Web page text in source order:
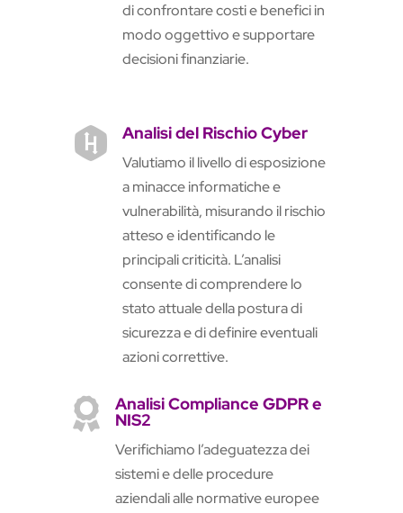
di confrontare costi e benefici in
modo oggettivo e supportare
decisioni finanziarie.
 Analisi del Rischio Cyber
Valutiamo il livello di esposizione
a minacce informatiche e
vulnerabilità, misurando il rischio
atteso e identificando le
principali criticità. L’analisi
consente di comprendere lo
stato attuale della postura di
sicurezza e di definire eventuali
azioni correttive.
 Analisi Compliance GDPR e
NIS2
Verifichiamo l’adeguatezza dei
sistemi e delle procedure
aziendali alle normative europee